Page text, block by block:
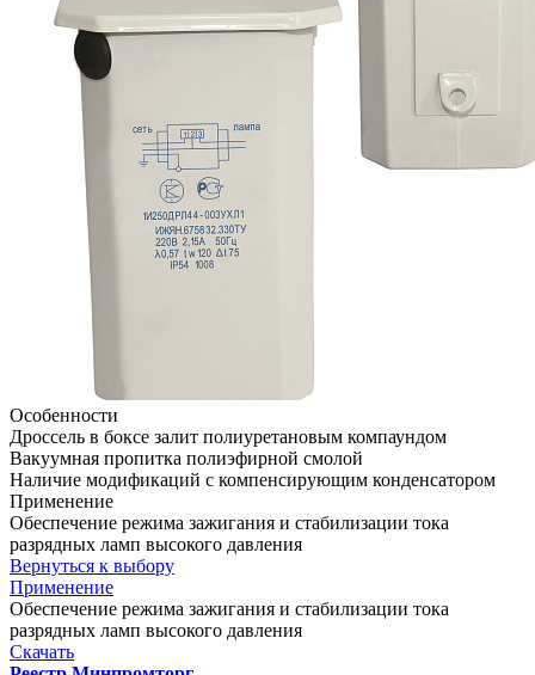
Особенности
Дроссель в боксе залит полиуретановым компаундом
Вакуумная пропитка полиэфирной смолой
Наличие модификаций с компенсирующим конденсатором
Применение
Обеспечение режима зажигания и стабилизации тока
разрядных ламп высокого давления
Вернуться к выбору
Применение
Обеспечение режима зажигания и стабилизации тока
разрядных ламп высокого давления
Скачать